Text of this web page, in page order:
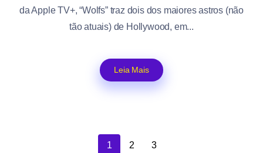
da Apple TV+, “Wolfs” traz dois dos maiores astros (não
tão atuais) de Hollywood, em...
Leia Mais
1 2 3